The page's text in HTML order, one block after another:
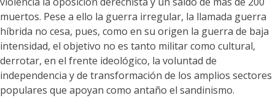
muertos. Pese a ello la guerra irregular, la llamada guerra
híbrida no cesa, pues, como en su origen la guerra de baja
intensidad, el objetivo no es tanto militar como cultural,
derrotar, en el frente ideológico, la voluntad de
independencia y de transformación de los amplios sectores
populares que apoyan como antaño el sandinismo.